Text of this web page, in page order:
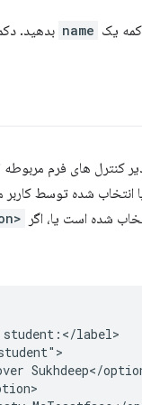
یک name بدهید.
کنترل های فرم
انتخاب شده توسط
شده است یا، اگر <option>
label>
Sukhdeep</